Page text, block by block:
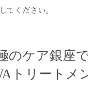
てください。
のケア銀座
トリートメ